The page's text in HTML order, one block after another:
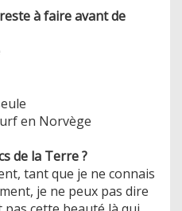
à faire avant de
en Norvège
de la Terre ?
tant que je ne connais
je ne peux pas dire